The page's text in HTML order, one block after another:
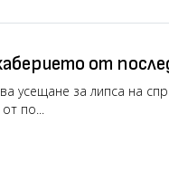
от
четирима
усещане за липса на
по...